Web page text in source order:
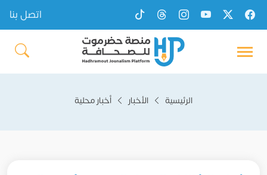
اتصل بنا
الرئيسية الأخبار أخبار محلية